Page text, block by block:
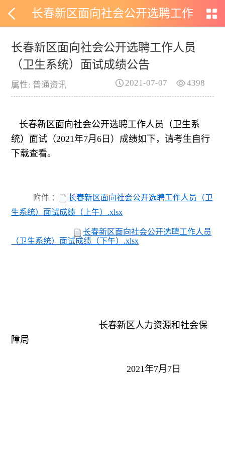
长春新区面向社会公开选聘工作
人员（卫生系统）面试成绩公告
长春新区面向社会公开选聘工作人员
（卫生系统）面试成绩公告
属性: 普通资讯 4398
2021-07-07
长春新区面向社会公开选聘工作人员（卫生系
统）面试（2021年7月6日）成绩如下，请考生自行
下载查看。
附件 ：
长春新区面向社会公开选聘工作人员（卫
生系统）面试成绩（上午）.xlsx
长春新区面向社会公开选聘工作人员
（卫生系统）面试成绩（下午）.xlsx
长春新区人力资源和社会保
障局
2021年7月7日